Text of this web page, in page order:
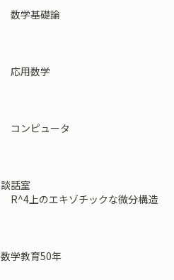
数学基礎論
応用数学
コンピュータ
談話室
R^4上のエキゾチックな微分構造
数学教育50年